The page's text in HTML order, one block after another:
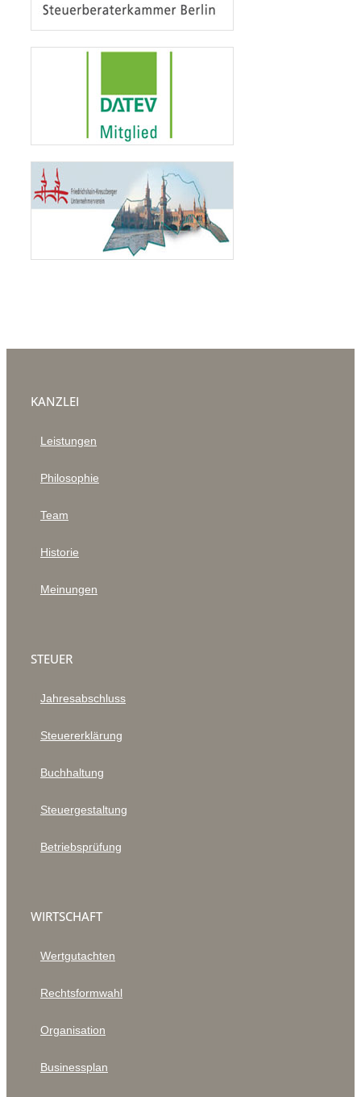
KANZLEI
Leistungen
Philosophie
Team
Historie
Meinungen
STEUER
Jahresabschluss
Steuererklärung
Buchhaltung
Steuergestaltung
Betriebsprüfung
WIRTSCHAFT
Wertgutachten
Rechtsformwahl
Organisation
Businessplan